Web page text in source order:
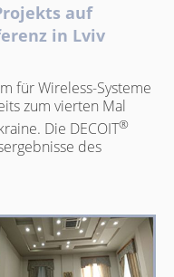
auf
in Lviv
für Wireless-Systeme
zum vierten Mal
Die DECOIT®
des